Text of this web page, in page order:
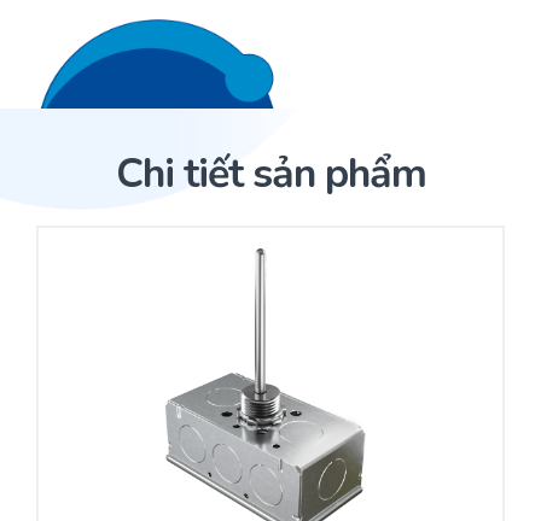
Trang Chủ
Nhà phân phối cảm biến
Nhà sản xuất thiết bị điều khiển
Cung cấp giải pháp quản lý cho toà nhà (BMS)
Chi tiết sản phẩm